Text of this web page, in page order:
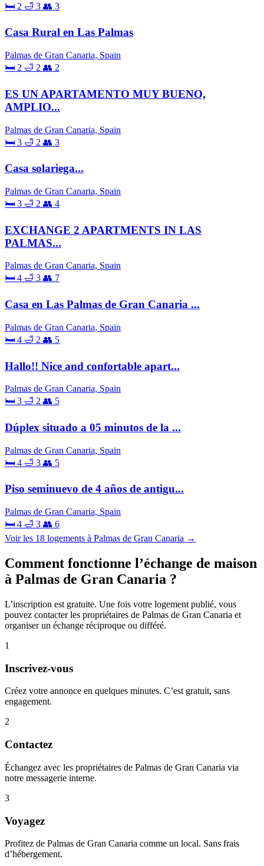
🛏 2 🛁 3 👥 3
Casa Rural en Las Palmas
Palmas de Gran Canaria, Spain
🛏 2 🛁 2 👥 2
ES UN APARTAMENTO MUY BUENO,
AMPLIO...
Palmas de Gran Canaria, Spain
🛏 3 🛁 2 👥 3
Casa solariega...
Palmas de Gran Canaria, Spain
🛏 3 🛁 2 👥 4
EXCHANGE 2 APARTMENTS IN LAS
PALMAS...
Palmas de Gran Canaria, Spain
🛏 4 🛁 3 👥 7
Casa en Las Palmas de Gran Canaria ...
Palmas de Gran Canaria, Spain
🛏 4 🛁 2 👥 5
Hallo!! Nice and confortable apart...
Palmas de Gran Canaria, Spain
🛏 3 🛁 2 👥 5
Dúplex situado a 05 minutos de la ...
Palmas de Gran Canaria, Spain
🛏 4 🛁 3 👥 5
Piso seminuevo de 4 años de antigu...
Palmas de Gran Canaria, Spain
🛏 4 🛁 3 👥 6
Voir les 18 logements à Palmas de Gran Canaria →
Comment fonctionne l’échange de maison
à Palmas de Gran Canaria ?
L’inscription est gratuite. Une fois votre logement publié, vous
pouvez contacter les propriétaires de Palmas de Gran Canaria et
organiser un échange réciproque ou différé.
1
Inscrivez-vous
Créez votre annonce en quelques minutes. C’est gratuit, sans
engagement.
2
Contactez
Échangez avec les propriétaires de Palmas de Gran Canaria via
notre messagerie interne.
3
Voyagez
Profitez de Palmas de Gran Canaria comme un local. Sans frais
d’hébergement.